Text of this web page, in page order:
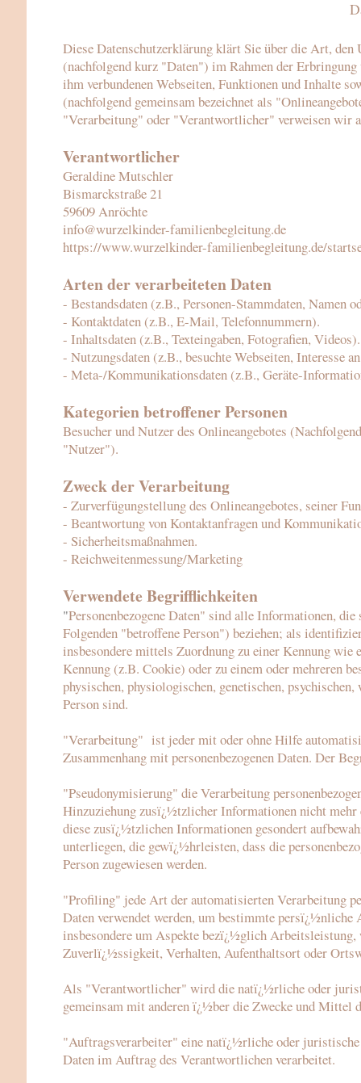
Diese Datenschutzerklärung klärt Sie über die Art, den
(nachfolgend kurz "Daten") im Rahmen der
ihm verbundenen Webseiten, Funktionen und Inhalte
(nachfolgend gemeinsam bezeichnet als
"Verarbeitung" oder "Verantwortlicher" verweisen wir
Verantwortlicher
Geraldine Mutschler
Bismarckstraße 21
59609 Anröchte
info@wurzelkinder-familienbegleitung.de
https://www.wurzelkinder-familienbegleitung.de/
Arten der verarbeiteten Daten
- Bestandsdaten (z.B., Personen-Stammdaten, Namen
- Kontaktdaten (z.B., E-Mail, Telefonnummern).
- Inhaltsdaten (z.B., Texteingaben, Fotografien, Videos).
- Nutzungsdaten (z.B., besuchte Webseiten, Interesse
- Meta-/Kommunikationsdaten (z.B., Geräte-
Kategorien betroffener Personen
Besucher und Nutzer des Onlineangebotes
"Nutzer").
Zweck der Verarbeitung
- Zurverfügungstellung des Onlineangebotes, seiner
- Beantwortung von Kontaktanfragen und
- Sicherheitsmaßnahmen.
- Reichweitenmessung/Marketing
Verwendete Begrifflichkeiten
"Personenbezogene Daten" sind alle Informationen,
Folgenden "betroffene Person") beziehen; als
insbesondere mittels Zuordnung zu einer Kennung wie
Kennung (z.B. Cookie) oder zu einem oder mehreren
physischen, physiologischen, genetischen,
Person sind.
"Verarbeitung" ist jeder mit oder ohne Hilfe
Zusammenhang mit personenbezogenen Daten. Der
"Pseudonymisierung" die Verarbeitung
Hinzuziehung zusï¿½tzlicher Informationen nicht mehr
diese zusï¿½tzlichen Informationen gesondert
unterliegen, die gewï¿½hrleisten, dass die
Person zugewiesen werden.
"Profiling" jede Art der automatisierten Verarbeitung
Daten verwendet werden, um bestimmte persï¿½nliche
insbesondere um Aspekte bezï¿½glich
Zuverlï¿½ssigkeit, Verhalten, Aufenthaltsort oder
Als "Verantwortlicher" wird die natï¿½rliche oder
gemeinsam mit anderen ï¿½ber die Zwecke und Mittel
"Auftragsverarbeiter" eine natï¿½rliche oder juristische
Daten im Auftrag des Verantwortlichen verarbeitet.